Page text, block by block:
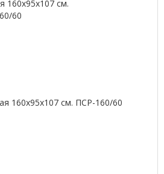
160х95х107 см. ПСР-160/60